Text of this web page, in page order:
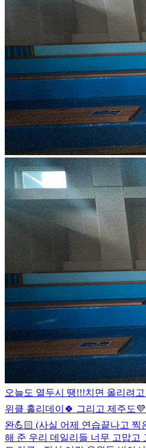
오늘도 열두시 땡!!!치면 올리려
위클 홀리데이🍀 그리고 제주도
완💪🏻 (사실 어제 연습끝나고 찍
해 준 우리 데일리들 너무 고맙고